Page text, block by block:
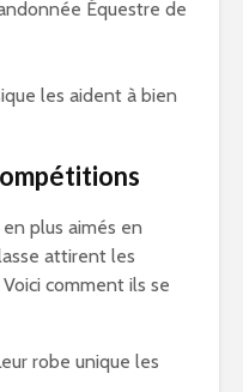
Équestre de
les aident à bien
plus aimés en
attirent les
comment ils se
robe unique les